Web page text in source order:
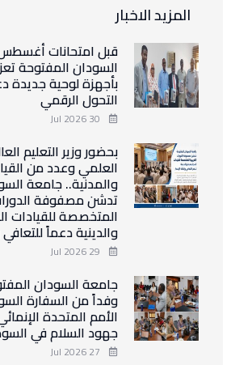
المزيد الاخبار
قبل امتحانات
السودان المفتوحة
بأجهزة لوحية جديدة
التحول الرقمي
بحضور وزير التعليم
العلمي وعدد من
والمدنية.. جامعة
تدشن مصفوفة
المتخصصة للقيادات
والدينية دعماً
جامعة السودان
وفداً من السفارة
الأمم المتحدة
جهود السلام في